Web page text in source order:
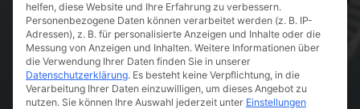
Snap ring closures “Snap Top Caps™” ND11
helfen, diese Website und Ihre Erfahrung zu verbessern.
Personenbezogene Daten können verarbeitet werden (z. B. IP-
Adressen), z. B. für personalisierte Anzeigen und Inhalte oder die
Messung von Anzeigen und Inhalten. Weitere Informationen über
die Verwendung Ihrer Daten finden Sie in unserer
Datenschutzerklärung. Es besteht keine Verpflichtung, in die
Verarbeitung Ihrer Daten einzuwilligen, um dieses Angebot zu
nutzen. Sie können Ihre Auswahl jederzeit unter Einstellungen